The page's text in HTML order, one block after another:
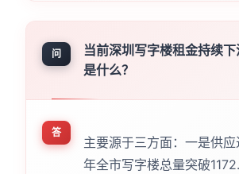
问
当前深圳写字楼租金持续
是什么？
答
主要源于三方面：一是供
年全市写字楼总量突破